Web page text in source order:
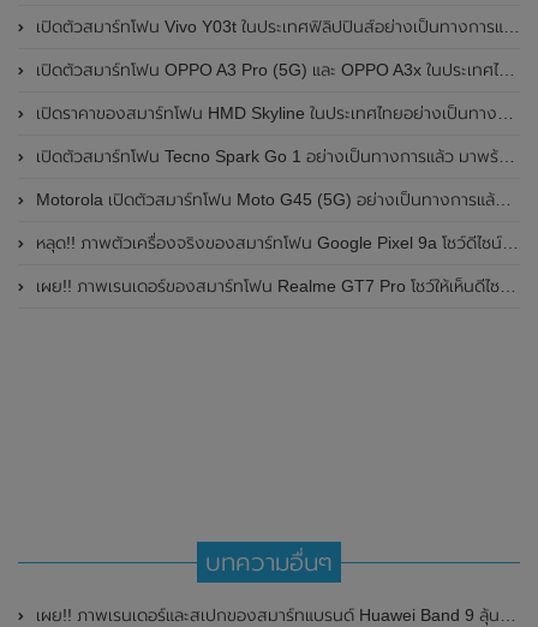
เปิดตัวสมาร์ทโฟน Vivo Y03t ในประเทศฟิลิปปินส์อย่างเป็นทางการแล้ว มาพร้อมชิปเซ็ต Unisoc T612 , กล้องหลัง ความละเอียด 13MP , แบตเตอรี่ 5,000mAh และหน้าจอแสดงผล LCD / 90Hz
เปิดตัวสมาร์ทโฟน OPPO A3 Pro (5G) และ OPPO A3x ในประเทศไทยอย่างเป็นทางการแล้ว ในราคาเริ่มต้นเพียง 3,999 บาท
เปิดราคาของสมาร์ทโฟน HMD Skyline ในประเทศไทยอย่างเป็นทางการแล้ว ราคา 14,990 บาท
เปิดตัวสมาร์ทโฟน Tecno Spark Go 1 อย่างเป็นทางการแล้ว มาพร้อมหน้าจอแสดงผล LCD / 120Hz , แบตเตอรี่ 5,000mAh และใช้ชิปเซ็ต Unisoc
Motorola เปิดตัวสมาร์ทโฟน Moto G45 (5G) อย่างเป็นทางการแล้วในอินเดีย
หลุด!! ภาพตัวเครื่องจริงของสมาร์ทโฟน Google Pixel 9a โชว์ดีไซน์ใหม่ กล้องหลังแบนราบ ไม่มีกรอบของกล้องแล้ว
เผย!! ภาพเรนเดอร์ของสมาร์ทโฟน Realme GT7 Pro โชว์ให้เห็นดีไซน์ใหม่ พร้อมเผยรายละเอียดสเปกที่สำคัญบางส่วน
บทความอื่นๆ
เผย!! ภาพเรนเดอร์และสเปกของสมาร์ทแบรนด์ Huawei Band 9 ลุ้นเปิดตัวในเดือนเมษายน 2024 นี้